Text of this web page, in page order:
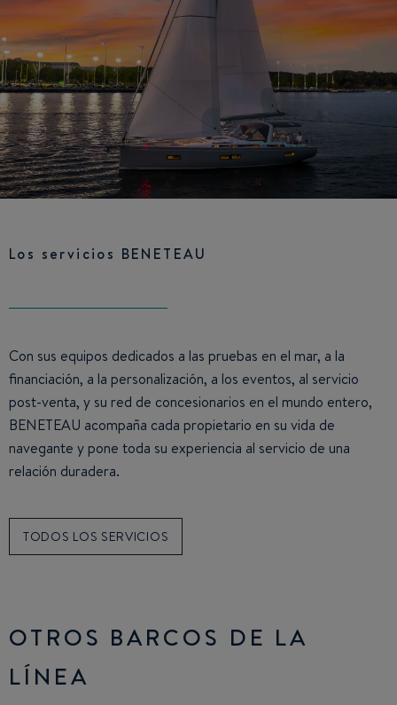
Los servicios BENETEAU
Con sus equipos dedicados a las pruebas en el mar, a la
financiación, a la personalización, a los eventos, al servicio
post-venta, y su red de concesionarios en el mundo entero,
BENETEAU acompaña cada propietario en su vida de
navegante y pone toda su experiencia al servicio de una
relación duradera.
TODOS LOS SERVICIOS
OTROS BARCOS DE LA
LÍNEA